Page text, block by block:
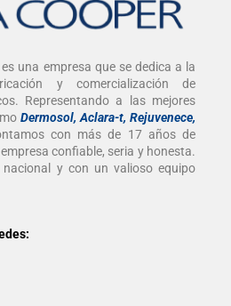
una empresa que se dedica a la
y comercialización de
Representando a las mejores
Dermosol, Aclara-t, Rejuvenece,
con más de 17 años de
confiable, seria y honesta.
nacional y con un valioso equipo